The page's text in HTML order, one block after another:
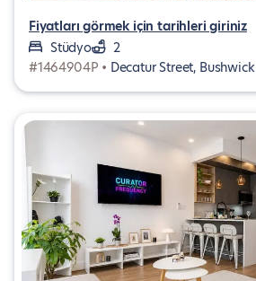
Fiyatları görmek için tarihleri giriniz
Stüdyo
2
#1464904P • Decatur Street, Bushwick